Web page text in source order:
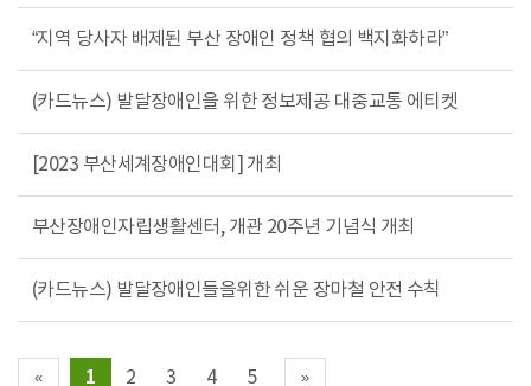
“지역 당사자 배제된 부산 장애인 정책 협의 백지화하라”
(카드뉴스) 발달장애인을 위한 정보제공 대중교통 에티켓
[2023 부산세계장애인대회] 개최
부산장애인자립생활센터, 개관 20주년 기념식 개최
(카드뉴스) 발달장애인들을위한 쉬운 장마철 안전 수칙
« 1 2 3 4 5 »